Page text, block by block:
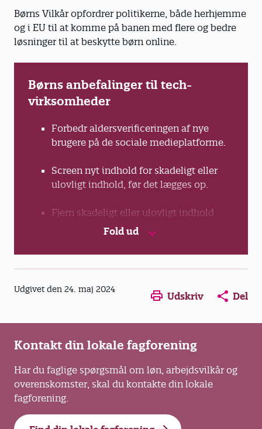
repræsentativitet på centrale parametre som
folkeskole/privatskole og
elevsammensætning. Derudover har 68 børn
deltaget i interview.
Børns Vilkår opfordrer politikerne, både herhjemme
og i EU til at komme på banen med flere og bedre
løsninger til at beskytte børn online.
Børns anbefalinger til tech-
virksomheder
Forbedr aldersverificeringen af nye
brugere på de sociale medieplatforme.
Screen nyt indhold for skadeligt eller
ulovligt indhold, før det lægges op.
Fjern skadeligt eller ulovligt indhold
hurtigt, når det spottes på platformene.
Sæt aldersbegrænsning på indhold, så
børn, ikke kan se det.
Moderer kommentarspor og gør det
Kilde: Børns liv med sociale medier
Fold ud
Udgivet den 24. maj 2024 Opens in a new window
Opens in a new
Opens in
Udskriv Del
Kontakt din lokale fagforening
Har du faglige spørgsmål om løn, arbejdsvilkår og
overenskomster, skal du kontakte din lokale
fagforening.